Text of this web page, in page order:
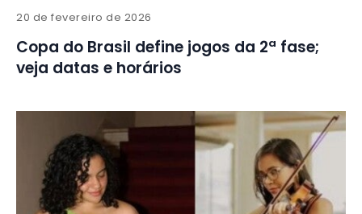
20 de fevereiro de 2026
Copa do Brasil define jogos da 2ª fase;
veja datas e horários